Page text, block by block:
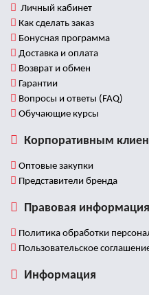
Личный кабинет
Как сделать заказ
Бонусная программа
Доставка и оплата
Возврат и обмен
Гарантии
Вопросы и ответы (FAQ)
Обучающие курсы
Корпоративным
Оптовые закупки
Представители бренда
Правовая информация
Политика обработки
Пользовательское
Информация